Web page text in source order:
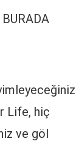
Life, hiç
ve göl